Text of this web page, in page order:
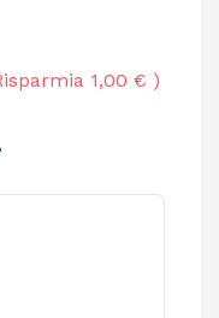
1,00 €